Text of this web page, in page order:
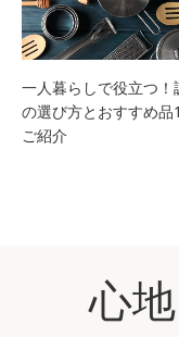
一人暮らしで役立つ！
の選び方とおすすめ品
ご紹介
心